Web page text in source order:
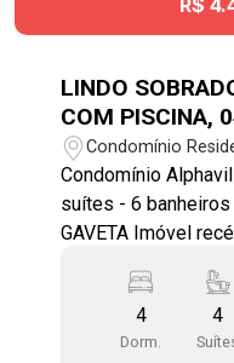
R$
LINDO
COM PISCINA,
GARAGEM,
CONDOMINIO
Condomínio
dos Campos/SP
Condomínio
suítes - 6 banheiros - 2 vagas de garagem
GAVETA Imóvel recém construído com arquitetura
com sala de jantar e a
jardim; - Suíte
para o casal; -
4
Dorm.
4